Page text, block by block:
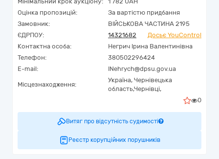
Оцінка пропозицій:
За вартістю придбання
Замовник:
ВІЙСЬКОВА ЧАСТИНА 2195
ЄДРПОУ:
14321682
Досьє YouControl
Контактна особа:
Негрич Ірина Валентинівна
Телефон:
380502296424
E-mail:
INehrych@dpsu.gov.ua
Місцезнаходження:
Україна, Чернівецька
область,Чернівці,
0
Витяг про відсутність судимості
Реєстр корупційних порушників